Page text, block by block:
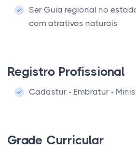
Ser Guia regional no
com atrativos naturais
Registro Profissional
Cadastur - Embratur -
Grade Curricular